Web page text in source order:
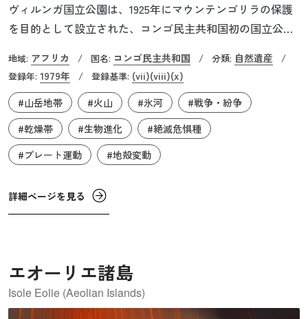
ヴィルンガ国立公園は、1925年にマウンテンゴリラの保護
を目的として設立された、コンゴ民主共和国初の国立公園
フト・バレー）にあるアルバーティーン地溝帯の中心に位
置しています。アフリカでも屈指の活火山であるニアムラ
ギラ火山と、富士山に近い標高3,470mのニイラゴンゴ火山
があり、この二つの活火山でアフリカの歴史的な大噴火の5
分の2が発生していることから、地質学的にも非常に重要な
場所として世界遺産に登録されました。また、隣国ウガン
おり、山地林だけでなく、サバンナや氷河も広がっていま
地域: アフリカ / 国名: コンゴ民主共和国 / 分類: 自然遺産
/
登録年: 1979年 / 登録基準: (vii)(viii)(x)
#山岳地帯
#火山 #氷河
#戦争・紛争
#乾燥帯
#生物進化
#絶滅危惧種
#プレート運動
#地殻変動
詳細ページを見る
エオーリエ諸島
Isole Eolie (Aeolian Islands)